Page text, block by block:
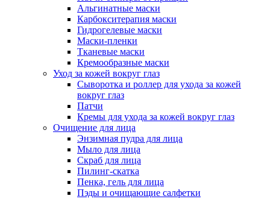
Альгинатные маски
Карбокситерапия маски
Гидрогелевые маски
Маски-пленки
Тканевые маски
Кремообразные маски
Уход за кожей вокруг глаз
Сыворотка и роллер для ухода за кожей
вокруг глаз
Патчи
Кремы для ухода за кожей вокруг глаз
Очищение для лица
Энзимная пудра для лица
Мыло для лица
Скраб для лица
Пилинг-скатка
Пенка, гель для лица
Пэды и очищающие салфетки